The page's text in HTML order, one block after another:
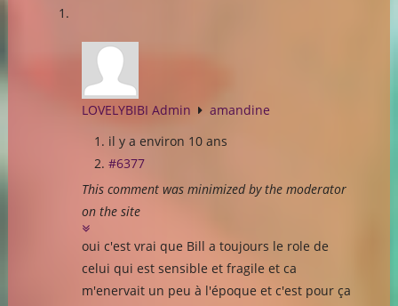
LOVELYBIBI Admin
amandine
il y a environ 10 ans
#6377
This comment was minimized by the moderator
on the site
oui c'est vrai que Bill a toujours le role de
celui qui est sensible et fragile et ca
m'enervait un peu à l'époque et c'est pour ça